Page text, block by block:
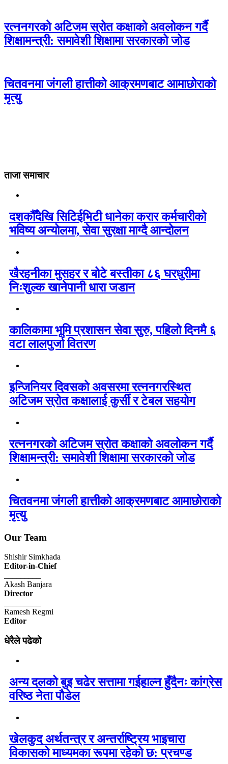
रत्ननगरको अटिजम स्रोत कक्षाको अवलोकन गर्दै
शिक्षामन्त्री: समावेशी शिक्षामा सरकारको जोड
चितवनमा जंगली हात्तीको आक्रमणबाट आमाछोराको
मृत्यु
ताजा समाचार
दशकौँदेखि सिटिईभिटी धानेका करार कर्मचारीको
भविष्य अन्योलमा, सेवा सुरक्षा माग्दै आन्दोलन
खैरहनीका मुसहर र बोटे बस्तीका ८६ घरधुरीमा
निःशुल्क खानेपानी धारा जडान
कालिकामा भूमि प्रशासन सेवा सुरु, पहिलो दिनमै ६
वटा लालपुर्जा वितरण
इन्जिनियर दिवसको अवसरमा रत्ननगरस्थित
अटिजम स्रोत कक्षालाई कुर्सी र टेबल सहयोग
रत्ननगरको अटिजम स्रोत कक्षाको अवलोकन गर्दै
शिक्षामन्त्री: समावेशी शिक्षामा सरकारको जोड
चितवनमा जंगली हात्तीको आक्रमणबाट आमाछोराको
मृत्यु
Our Team
Shishir Simkhada
Editor-in-Chief
Akash Banjara
Director
Ramesh Regmi
Editor
धेरैले पढेको
अन्य दलको बुइ चढेर सत्तामा गईहाल्न हुँदैनः कांग्रेस
वरिष्ठ नेता पौडेल
खेलकुद अर्थतन्त्र र अन्तर्राष्ट्रिय भाइचारा
विकासको माध्यमका रूपमा रहेको छ: प्रचण्ड